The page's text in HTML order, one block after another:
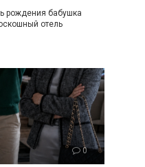
рождения бабушка
отель
0